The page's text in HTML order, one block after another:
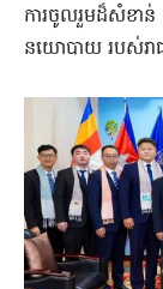
ការចូលរួមដ៏សំខ
នយោបាយ របស់រាជ